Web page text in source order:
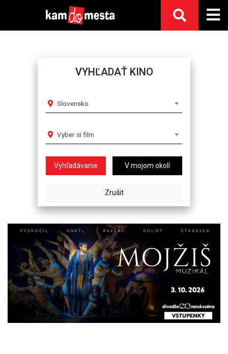
VYHĽADAŤ KINO
Slovensko
Vyber si film
V mojom okolí
Previous